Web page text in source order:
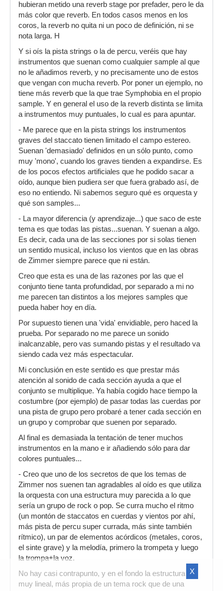
hubieran metido una reverb stage por prefader, pero le da
más color que reverb. En todos casos menos en los
coros, la reverb no quita ni un poco de definición, ni se
nota larga. H
Y si oís la pista strings o la de percu, veréis que hay
instrumentos que suenan como cualquier sample al que
no le añadimos reverb, y no precisamente uno de estos
que vengan con mucha reverb. Por poner un ejemplo, no
tiene más reverb que la que trae Symphobia en el propio
sample. Y en general el uso de la reverb distinta se limita
a instrumentos muy puntuales, lo cual es para apuntar.
- Me parece que en la pista strings los instrumentos
graves del staccato tienen limitado el campo estereo.
Suenan 'demasiado' definidos en un sólo punto, como
muy 'mono', cuando los graves tienden a expandirse. Es
de los pocos efectos artificiales que he podido sacar a
oído, aunque bien pudiera ser que fuera grabado así, de
eso no entiendo. Ni sabemos seguro qué es orquesta y
qué son samples...
- La mayor diferencia (y aprendizaje...) que saco de este
tema es que todas las pistas...suenan. Y suenan a algo.
Es decir, cada una de las secciones por si solas tienen
un sentido musical, incluso los vientos que en las obras
de Zimmer siempre parece que ni están.
Creo que esta es una de las razones por las que el
conjunto tiene tanta profundidad, por separado a mi no
me parecen tan distintos a los mejores samples que
pueda haber hoy en día.
Por supuesto tienen una 'vida' envidiable, pero haced la
prueba. Por separado no me parece un sonido
inalcanzable, pero vas sumando pistas y el resultado va
siendo cada vez más espectacular.
Mi conclusión en este sentido es que prestar más
atención al sonido de cada sección ayuda a que el
conjunto se multiplique. Ya había cogido hace tiempo la
costumbre (por ejemplo) de pasar todas las cuerdas por
una pista de grupo pero probaré a tener cada sección en
un grupo y comprobar que suenen por separado.
Al final es demasiada la tentación de tener muchos
instrumentos en la mano e ir añadiendo sólo para dar
colores puntuales...
- Creo que uno de los secretos de que los temas de
Zimmer nos suenen tan agradables al oído es que utiliza
la orquesta con una estructura muy parecida a lo que
sería un grupo de rock o pop. Se curra mucho el ritmo
(un montón de staccatos en cuerdas y vientos por ahí,
más pista de percu super currada, más sinte también
rítmico), un par de elementos acórdicos (metales, coros,
el sinte grave) y la melodía, primero la trompeta y luego
la trompa+la voz.
No hay casi contrapunto, y en el fondo la estructura es
muy lineal, más propia de un tema rock que de una
X